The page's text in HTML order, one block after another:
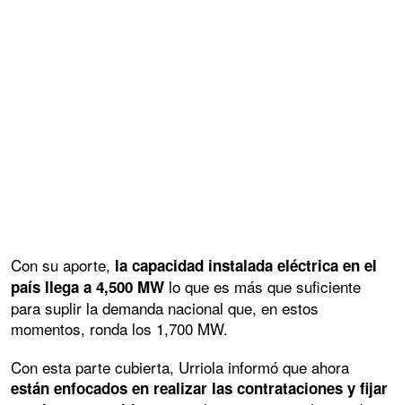
Con su aporte, la capacidad instalada eléctrica en el
país llega a 4,500 MW lo que es más que suficiente
para suplir la demanda nacional que, en estos
momentos, ronda los 1,700 MW.
Con esta parte cubierta, Urriola informó que ahora
están enfocados en realizar las contrataciones y fijar